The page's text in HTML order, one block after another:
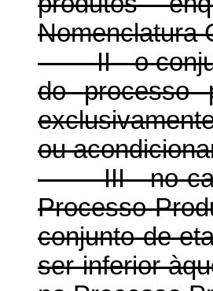
Nomenclatura
II - o
do processo
ou
III - no caso
Processo
conjunto de
ser inferior